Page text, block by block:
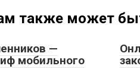
также может
—
мобильного